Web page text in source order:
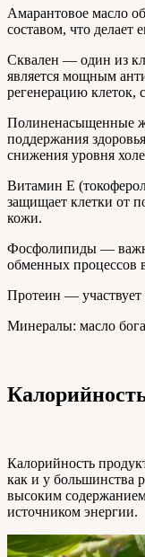
Амарантовое масло
составом, что делает
Сквален — один из
является мощным
регенерацию клеток,
Полиненасыщенные
поддержания
снижения уровня
Витамин E
защищает клетки от
кожи.
Фосфолипиды —
обменных процессов
Протеин — участвует
Минералы: масло
Калорийность
как и у большинства
высоким
источником энергии.